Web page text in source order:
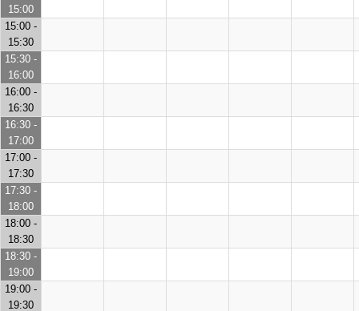
15:00
15:00 -
15:30
15:30 -
16:00
16:00 -
16:30
16:30 -
17:00
17:00 -
17:30
17:30 -
18:00
18:00 -
18:30
18:30 -
19:00
19:00 -
19:30